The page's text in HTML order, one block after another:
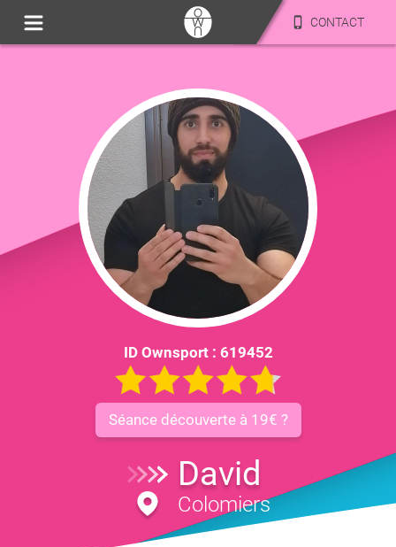
CONTACT
ID Ownsport : 619452
Séance découverte à 19€ ?
David
Colomiers